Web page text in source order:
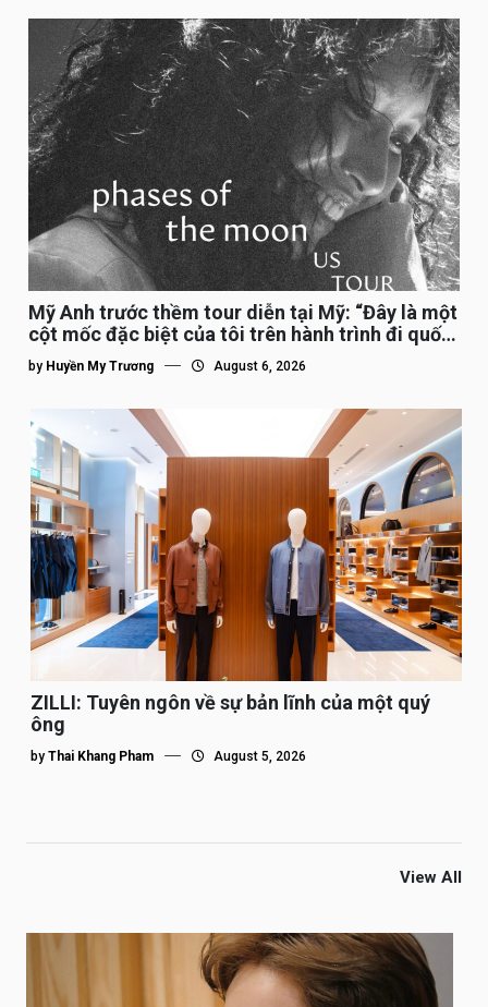
Mỹ Anh trước thềm tour diễn tại Mỹ: “Đây là một
cột mốc đặc biệt của tôi trên hành trình đi quốc
tế”
by Huyền My Trương August 6, 2026
ZILLI: Tuyên ngôn về sự bản lĩnh của một quý
ông
by Thai Khang Pham August 5, 2026
View All